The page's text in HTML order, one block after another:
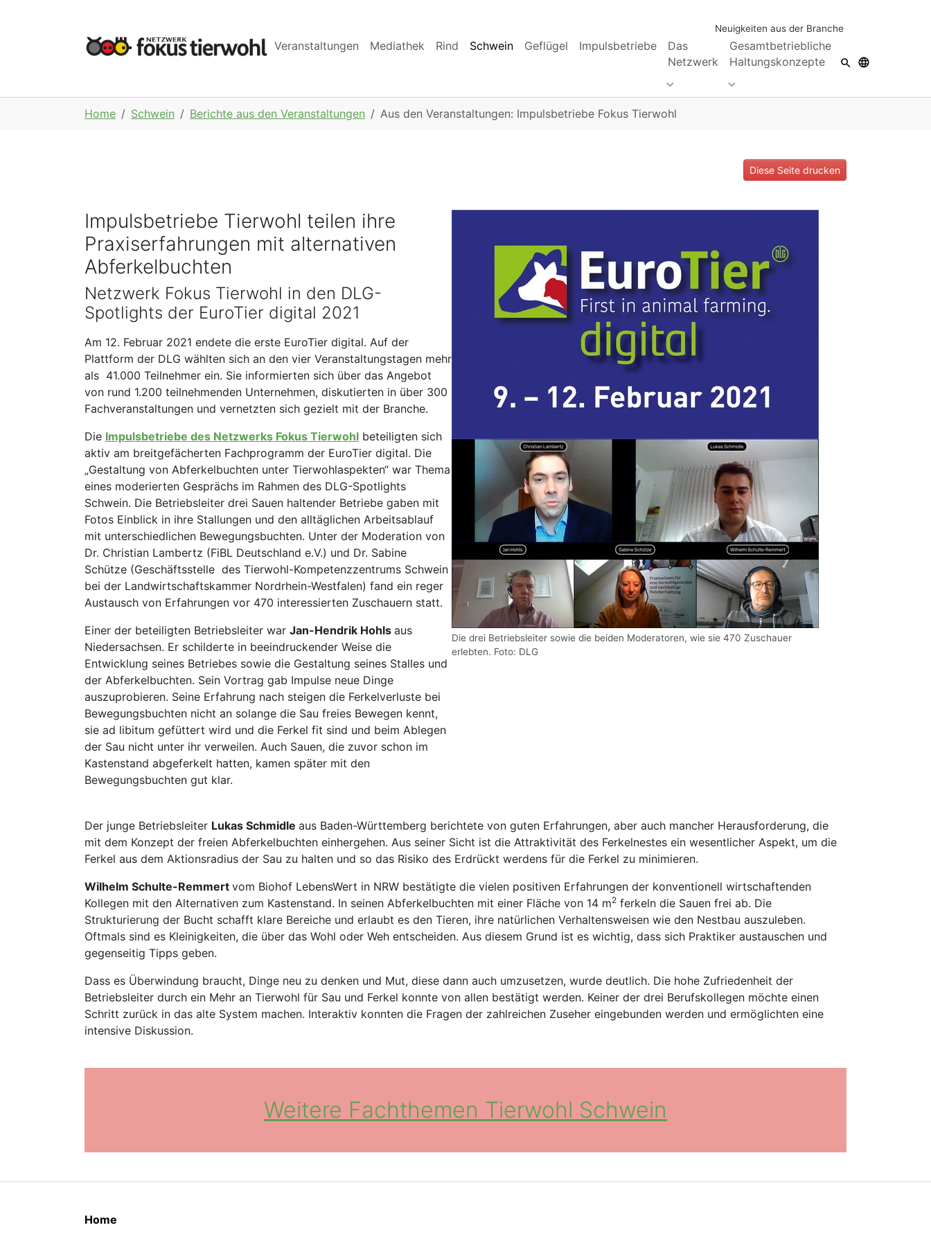
Neuigkeiten aus der Branche
Veranstaltungen Mediathek Rind Schwein Geflügel Impulsbetriebe
Das
Netzwerk
Submenu for "Das Netzwerk"
Gesamtbetriebliche
Haltungskonzepte
Submenu for "Gesamtbetriebliche
Home Schwein Berichte aus den Veranstaltungen Aus den Veranstaltungen: Impulsbetriebe Fokus Tierwohl
Diese Seite drucken
Die drei Betriebsleiter sowie die beiden Moderatoren, wie sie 470 Zuschauer
erlebten. Foto: DLG
Impulsbetriebe Tierwohl teilen ihre
Praxiserfahrungen mit alternativen
Abferkelbuchten
Netzwerk Fokus Tierwohl in den DLG-
Spotlights der EuroTier digital 2021
Am 12. Februar 2021 endete die erste EuroTier digital. Auf der
Plattform der DLG wählten sich an den vier Veranstaltungstagen mehr
als 41.000 Teilnehmer ein. Sie informierten sich über das Angebot
von rund 1.200 teilnehmenden Unternehmen, diskutierten in über 300
Fachveranstaltungen und vernetzten sich gezielt mit der Branche.
Die Impulsbetriebe des Netzwerks Fokus Tierwohl beteiligten sich
aktiv am breitgefächerten Fachprogramm der EuroTier digital. Die
„Gestaltung von Abferkelbuchten unter Tierwohlaspekten“ war Thema
eines moderierten Gesprächs im Rahmen des DLG-Spotlights
Schwein. Die Betriebsleiter drei Sauen haltender Betriebe gaben mit
Fotos Einblick in ihre Stallungen und den alltäglichen Arbeitsablauf
mit unterschiedlichen Bewegungsbuchten. Unter der Moderation von
Dr. Christian Lambertz (FiBL Deutschland e.V.) und Dr. Sabine
Schütze (Geschäftsstelle des Tierwohl-Kompetenzzentrums Schwein
bei der Landwirtschaftskammer Nordrhein-Westfalen) fand ein reger
Austausch von Erfahrungen vor 470 interessierten Zuschauern statt.
Einer der beteiligten Betriebsleiter war Jan-Hendrik Hohls aus
Niedersachsen. Er schilderte in beeindruckender Weise die
Entwicklung seines Betriebes sowie die Gestaltung seines Stalles und
der Abferkelbuchten. Sein Vortrag gab Impulse neue Dinge
auszuprobieren. Seine Erfahrung nach steigen die Ferkelverluste bei
Bewegungsbuchten nicht an solange die Sau freies Bewegen kennt,
sie ad libitum gefüttert wird und die Ferkel fit sind und beim Ablegen
der Sau nicht unter ihr verweilen. Auch Sauen, die zuvor schon im
Kastenstand abgeferkelt hatten, kamen später mit den
Bewegungsbuchten gut klar.
Der junge Betriebsleiter Lukas Schmidle aus Baden-Württemberg berichtete von guten Erfahrungen, aber auch mancher Herausforderung, die
mit dem Konzept der freien Abferkelbuchten einhergehen. Aus seiner Sicht ist die Attraktivität des Ferkelnestes ein wesentlicher Aspekt, um die
Ferkel aus dem Aktionsradius der Sau zu halten und so das Risiko des Erdrückt werdens für die Ferkel zu minimieren.
Wilhelm Schulte-Remmert vom Biohof LebensWert in NRW bestätigte die vielen positiven Erfahrungen der konventionell wirtschaftenden
Kollegen mit den Alternativen zum Kastenstand. In seinen Abferkelbuchten mit einer Fläche von 14 m2 ferkeln die Sauen frei ab. Die
Strukturierung der Bucht schafft klare Bereiche und erlaubt es den Tieren, ihre natürlichen Verhaltensweisen wie den Nestbau auszuleben.
Oftmals sind es Kleinigkeiten, die über das Wohl oder Weh entscheiden. Aus diesem Grund ist es wichtig, dass sich Praktiker austauschen und
gegenseitig Tipps geben.
Dass es Überwindung braucht, Dinge neu zu denken und Mut, diese dann auch umzusetzen, wurde deutlich. Die hohe Zufriedenheit der
Betriebsleiter durch ein Mehr an Tierwohl für Sau und Ferkel konnte von allen bestätigt werden. Keiner der drei Berufskollegen möchte einen
Schritt zurück in das alte System machen. Interaktiv konnten die Fragen der zahlreichen Zuseher eingebunden werden und ermöglichten eine
intensive Diskussion.
Weitere Fachthemen Tierwohl Schwein
Home